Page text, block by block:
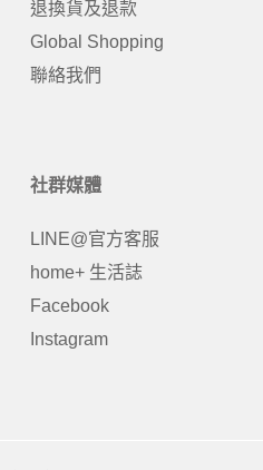
退換貨及退款
Global Shopping
聯絡我們
社群媒體
LINE@官方客服
home+ 生活誌
Facebook
Instagram